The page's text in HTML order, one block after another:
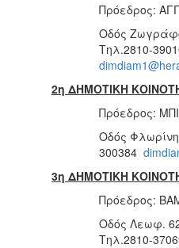
Πρόεδρος:
Οδός
Τηλ.2810-
2η ΔΗΜΟΤΙΚΗ
Πρόεδρος:
Οδός
300384
3η ΔΗΜΟΤΙΚΗ
Πρόεδρος:
Οδός Λεωφ.
Τηλ.2810-